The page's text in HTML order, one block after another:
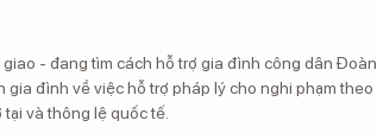
- đang tìm cách hỗ trợ gia đình công dân Đoàn
đình về việc hỗ trợ pháp lý cho nghi phạm theo
và thông lệ quốc tế.